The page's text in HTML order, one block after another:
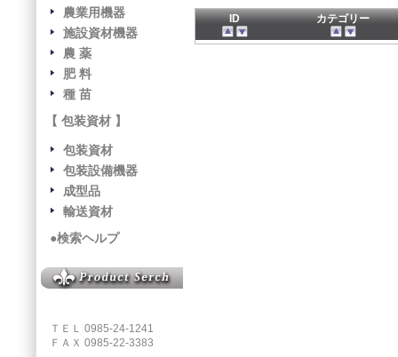
農業用機器
施設資材機器
農 薬
肥 料
種 苗
【 包装資材 】
包装資材
包装設備機器
成型品
輸送資材
●検索ヘルプ
ＴＥＬ 0985-24-1241
ＦＡＸ 0985-22-3383
ID カテゴリー